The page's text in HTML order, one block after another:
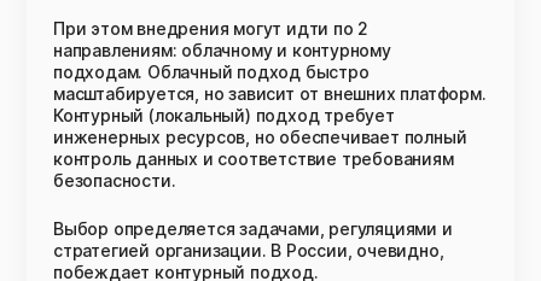
При этом внедрения могут идти по 2
направлениям: облачному и контурному
подходам. Облачный подход быстро
масштабируется, но зависит от внешних платформ.
Контурный (локальный) подход требует
инженерных ресурсов, но обеспечивает полный
контроль данных и соответствие требованиям
безопасности.
Выбор определяется задачами, регуляциями и
стратегией организации. В России, очевидно,
побеждает контурный подход.